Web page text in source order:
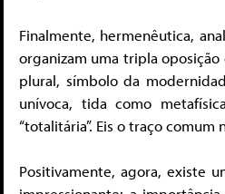
Finalmente, hermenêutica,
organizam uma tripla
plural, símbolo da
unívoca, tida como
“totalitária”. Eis o traço comum
Positivamente, agora, existe